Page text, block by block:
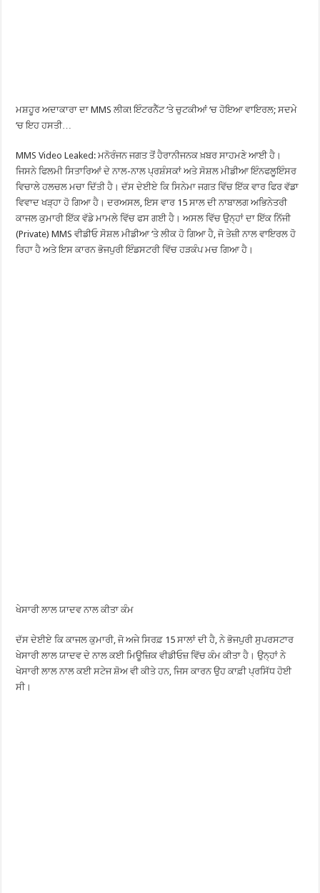
ਮਸ਼ਹੂਰ ਅਦਾਕਾਰਾ ਦਾ MMS ਲੀਕ! ਇੰਟਰਨੈੱਟ ‘ਤੇ ਚੁਟਕੀਆਂ ‘ਚ ਹੋਇਆ ਵਾਇਰਲ; ਸਦਮੇ
‘ਚ ਇਹ ਹਸਤੀ…
MMS Video Leaked: ਮਨੋਰੰਜਨ ਜਗਤ ਤੋਂ ਹੈਰਾਨੀਜਨਕ ਖ਼ਬਰ ਸਾਹਮਣੇ ਆਈ ਹੈ।
ਜਿਸਨੇ ਫਿਲਮੀ ਸਿਤਾਰਿਆਂ ਦੇ ਨਾਲ-ਨਾਲ ਪ੍ਰਸ਼ੰਸਕਾਂ ਅਤੇ ਸੋਸ਼ਲ ਮੀਡੀਆ ਇੰਨਫਲੂਇੰਸਰ
ਵਿਚਾਲੇ ਹਲਚਲ ਮਚਾ ਦਿੱਤੀ ਹੈ। ਦੱਸ ਦੇਈਏ ਕਿ ਸਿਨੇਮਾ ਜਗਤ ਵਿੱਚ ਇੱਕ ਵਾਰ ਫਿਰ ਵੱਡਾ
ਵਿਵਾਦ ਖੜ੍ਹਾ ਹੋ ਗਿਆ ਹੈ। ਦਰਅਸਲ, ਇਸ ਵਾਰ 15 ਸਾਲ ਦੀ ਨਾਬਾਲਗ ਅਭਿਨੇਤਰੀ
ਕਾਜਲ ਕੁਮਾਰੀ ਇੱਕ ਵੱਡੇ ਮਾਮਲੇ ਵਿੱਚ ਫਸ ਗਈ ਹੈ। ਅਸਲ ਵਿੱਚ ਉਨ੍ਹਾਂ ਦਾ ਇੱਕ ਨਿੱਜੀ
(Private) MMS ਵੀਡੀਓ ਸੋਸ਼ਲ ਮੀਡੀਆ ‘ਤੇ ਲੀਕ ਹੋ ਗਿਆ ਹੈ, ਜੋ ਤੇਜ਼ੀ ਨਾਲ ਵਾਇਰਲ ਹੋ
ਰਿਹਾ ਹੈ ਅਤੇ ਇਸ ਕਾਰਨ ਭੋਜਪੁਰੀ ਇੰਡਸਟਰੀ ਵਿੱਚ ਹੜਕੰਪ ਮਚ ਗਿਆ ਹੈ।
ਖੇਸਾਰੀ ਲਾਲ ਯਾਦਵ ਨਾਲ ਕੀਤਾ ਕੰਮ
ਦੱਸ ਦੇਈਏ ਕਿ ਕਾਜਲ ਕੁਮਾਰੀ, ਜੋ ਅਜੇ ਸਿਰਫ਼ 15 ਸਾਲਾਂ ਦੀ ਹੈ, ਨੇ ਭੋਜਪੁਰੀ ਸੁਪਰਸਟਾਰ
ਖੇਸਾਰੀ ਲਾਲ ਯਾਦਵ ਦੇ ਨਾਲ ਕਈ ਮਿਊਜ਼ਿਕ ਵੀਡੀਓਜ਼ ਵਿੱਚ ਕੰਮ ਕੀਤਾ ਹੈ। ਉਨ੍ਹਾਂ ਨੇ
ਖੇਸਾਰੀ ਲਾਲ ਨਾਲ ਕਈ ਸਟੇਜ ਸ਼ੋਅ ਵੀ ਕੀਤੇ ਹਨ, ਜਿਸ ਕਾਰਨ ਉਹ ਕਾਫ਼ੀ ਪ੍ਰਸਿੱਧ ਹੋਈ
ਸੀ।